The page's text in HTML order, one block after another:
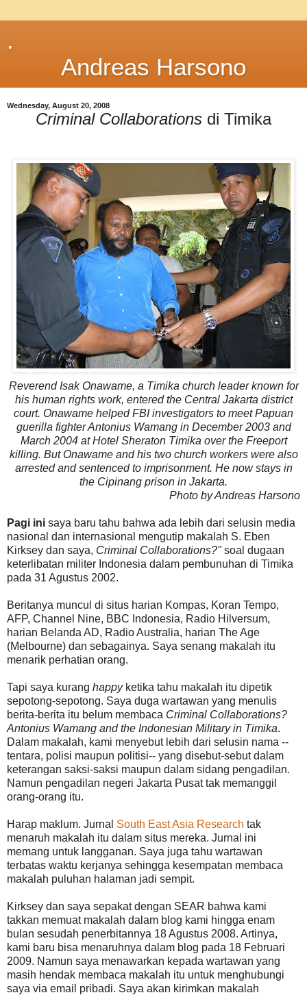
.
Andreas Harsono
Wednesday, August 20, 2008
Criminal Collaborations di Timika
Reverend Isak Onawame, a Timika church leader known for
his human rights work, entered the Central Jakarta district
court. Onawame helped FBI investigators to meet Papuan
guerilla fighter Antonius Wamang in December 2003 and
March 2004 at Hotel Sheraton Timika over the Freeport
killing. But Onawame and his two church workers were also
arrested and sentenced to imprisonment. He now stays in
the Cipinang prison in Jakarta.
Photo by Andreas Harsono
Pagi ini saya baru tahu bahwa ada lebih dari selusin media
nasional dan internasional mengutip makalah S. Eben
Kirksey dan saya, Criminal Collaborations?"soal dugaan
keterlibatan militer Indonesia dalam pembunuhan di Timika
pada 31 Agustus 2002.
Beritanya muncul di situs harian Kompas, Koran Tempo,
AFP, Channel Nine, BBC Indonesia, Radio Hilversum,
harian Belanda AD, Radio Australia, harian The Age
(Melbourne) dan sebagainya. Saya senang makalah itu
menarik perhatian orang.
Tapi saya kurang happyketika tahu makalah itu dipetik
sepotong-sepotong. Saya duga wartawan yang menulis
berita-berita itu belum membaca Criminal Collaborations?
Antonius Wamang and the Indonesian Military in Timika.
Dalam makalah, kami menyebut lebih dari selusin nama --
tentara, polisi maupun politisi-- yang disebut-sebut dalam
keterangan saksi-saksi maupun dalam sidang pengadilan.
Namun pengadilan negeri Jakarta Pusat tak memanggil
orang-orang itu.
Harap maklum. Jurnal South East Asia Research tak
menaruh makalah itu dalam situs mereka. Jurnal ini
memang untuk langganan. Saya juga tahu wartawan
terbatas waktu kerjanya sehingga kesempatan membaca
makalah puluhan halaman jadi sempit.
Kirksey dan saya sepakat dengan SEAR bahwa kami
takkan memuat makalah dalam blog kami hingga enam
bulan sesudah penerbitannya 18 Agustus 2008. Artinya,
kami baru bisa menaruhnya dalam blog pada 18 Februari
2009. Namun saya menawarkan kepada wartawan yang
masih hendak membaca makalah itu untuk menghubungi
saya via email pribadi. Saya akan kirimkan makalah